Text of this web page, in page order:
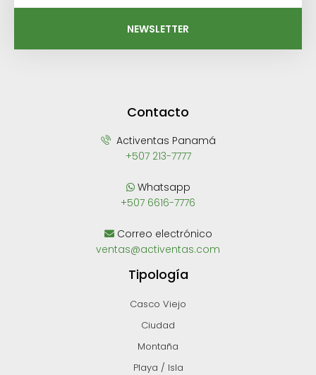
NEWSLETTER
Contacto
Activentas Panamá
+507 213-7777
Whatsapp
+507 6616-7776
Correo electrónico
ventas@activentas.com
Tipología
Casco Viejo
Ciudad
Montaña
Playa / Isla